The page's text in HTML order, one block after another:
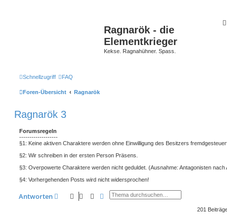
Ragnarök - die
Elementkrieger
Kekse. Ragnahühner. Spass.
Schnellzugriff FAQ
Foren-Übersicht Ragnarök
Ragnarök 3
Forumsregeln
-------------------
§1: Keine aktiven Charaktere werden ohne Einwilligung des Besitzers
§2: Wir schreiben in der ersten Person Präsens.
§3: Overpowerte Charaktere werden nicht geduldet. (Ausnahme: Antagonisten nach
§4: Vorhergehenden Posts wird nicht widersprochen!
Antworten SucheErweiterte Suche
201